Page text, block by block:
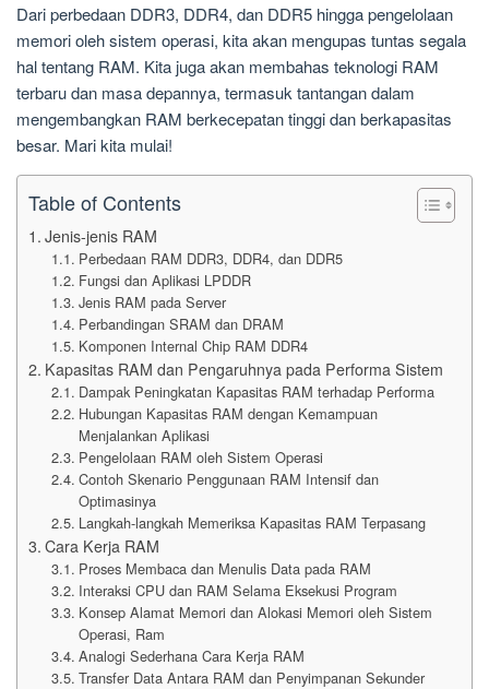
Dari perbedaan DDR3, DDR4, dan DDR5 hingga pengelolaan
memori oleh sistem operasi, kita akan mengupas tuntas segala
hal tentang RAM. Kita juga akan membahas teknologi RAM
terbaru dan masa depannya, termasuk tantangan dalam
mengembangkan RAM berkecepatan tinggi dan berkapasitas
besar. Mari kita mulai!
Table of Contents
Jenis-jenis RAM
Perbedaan RAM DDR3, DDR4, dan DDR5
Fungsi dan Aplikasi LPDDR
Jenis RAM pada Server
Perbandingan SRAM dan DRAM
Komponen Internal Chip RAM DDR4
Kapasitas RAM dan Pengaruhnya pada Performa Sistem
Dampak Peningkatan Kapasitas RAM terhadap Performa
Hubungan Kapasitas RAM dengan Kemampuan
Menjalankan Aplikasi
Pengelolaan RAM oleh Sistem Operasi
Contoh Skenario Penggunaan RAM Intensif dan
Optimasinya
Langkah-langkah Memeriksa Kapasitas RAM Terpasang
Cara Kerja RAM
Proses Membaca dan Menulis Data pada RAM
Interaksi CPU dan RAM Selama Eksekusi Program
Konsep Alamat Memori dan Alokasi Memori oleh Sistem
Operasi, Ram
Analogi Sederhana Cara Kerja RAM
Transfer Data Antara RAM dan Penyimpanan Sekunder